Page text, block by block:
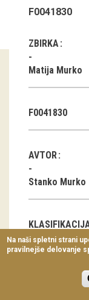
E-razstave
Virtualni
Razstavni
Napovednik
Arhiv razstav
Koledar
Prireditve
Predavanja
Delavnice
Vodeni
F0041830
ZBIRKA
Matija Murko
F0041830
AVTOR
Stanko Murko
Javna stavba,
Na naši spletni strani
pravilnejše delovanje